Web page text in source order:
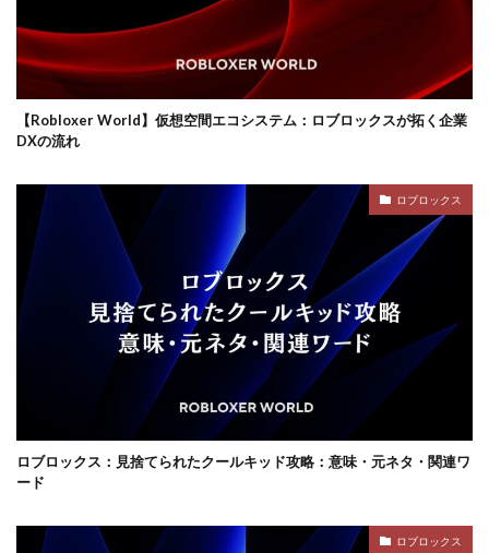
【Robloxer World】仮想空間エコシステム：ロブロックスが拓く企業
DXの流れ
ロブロックス
ロブロックス：見捨てられたクールキッド攻略：意味・元ネタ・関連ワ
ード
ロブロックス